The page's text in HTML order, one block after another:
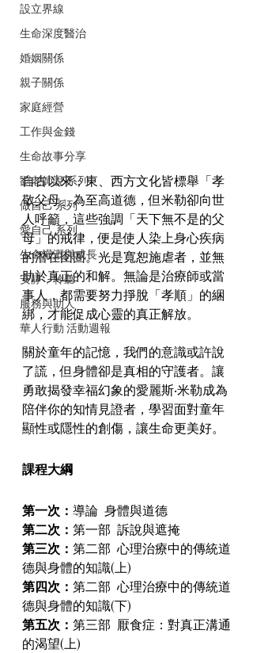
設立界線
生命深度醫治
婚姻關係
親子關係
家庭經營
工作與金錢
生命故事分享
劉老師說 系列
做自己 系列
愛自己 系列
生命灌溉與成長
安靜，聆聽
服務與助人
華人行動 活動週報
自古以來，東、西方文化皆標舉「孝
敬父母」為至高道德，但米勒卻向世
人呼籲，這些強調「天下無不是的父
母」的戒律，便是使人染上身心疾病
的潛在囹圄。光是寬恕施虐者，並無
助於真正的和解。無論是治療師或當
事人，都需要努力掙脫「孝順」的綑
綁，才能促成心靈的真正解放。
關於童年的記憶，我們的意識或許說
了謊，但身體卻是真相的守護者。讓
勇敢揭發幸福幻象的愛麗斯‧米勒成為
陪伴你的知情見證者，學習面對童年
顯性或隱性的創傷，讓生命更美好。
課程大綱
第一次： 導論  身體與道德
第二次： 第一部  訴說與遮掩
第三次： 第二部  心理治療中的傳統道
德與身體的知識(上)
第四次： 第二部  心理治療中的傳統道
德與身體的知識(下)
第五次： 第三部  厭食症：對真正溝通
的渴望(上)